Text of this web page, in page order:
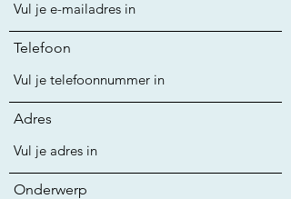
Telefoon
Adres
Onderwerp